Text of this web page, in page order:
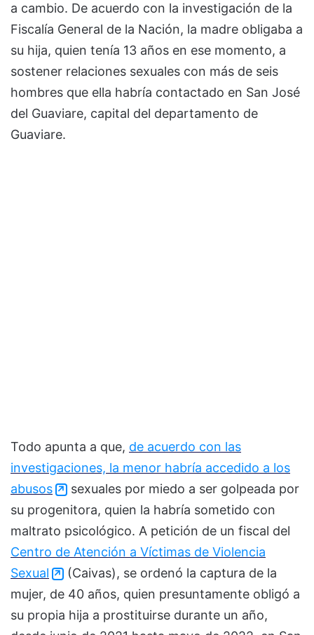
a cambio. De acuerdo con la investigación de la
Fiscalía General de la Nación, la madre obligaba a
su hija, quien tenía 13 años en ese momento, a
sostener relaciones sexuales con más de seis
hombres que ella habría contactado en San José
del Guaviare, capital del departamento de
Guaviare.
Todo apunta a que, de acuerdo con las
investigaciones, la menor habría accedido a los
abusos
sexuales por miedo a ser golpeada por
su progenitora, quien la habría sometido con
maltrato psicológico. A petición de un fiscal del
Centro de Atención a Víctimas de Violencia
Sexual
(Caivas), se ordenó la captura de la
mujer, de 40 años, quien presuntamente obligó a
su propia hija a prostituirse durante un año,